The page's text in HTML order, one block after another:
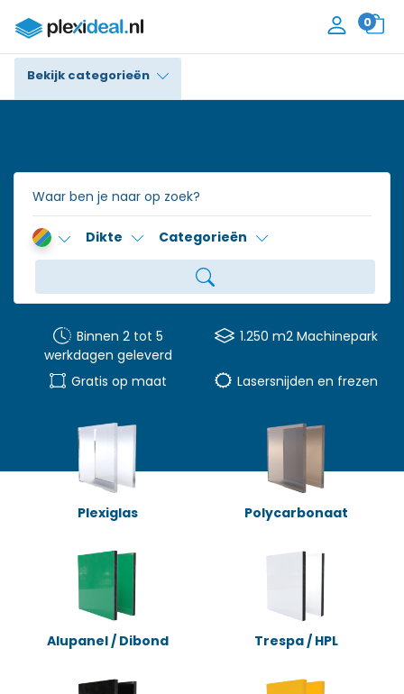
0
Bekijk categorieën
Trespa® / HPL
Alupanel / Dibond®
Accessoires
Dikte Categorieën
Binnen 2 tot 5
werkdagen geleverd
1.250 m2 Machinepark
Gratis op maat Lasersnijden en frezen
Plexiglas Polycarbonaat
Alupanel / Dibond Trespa / HPL